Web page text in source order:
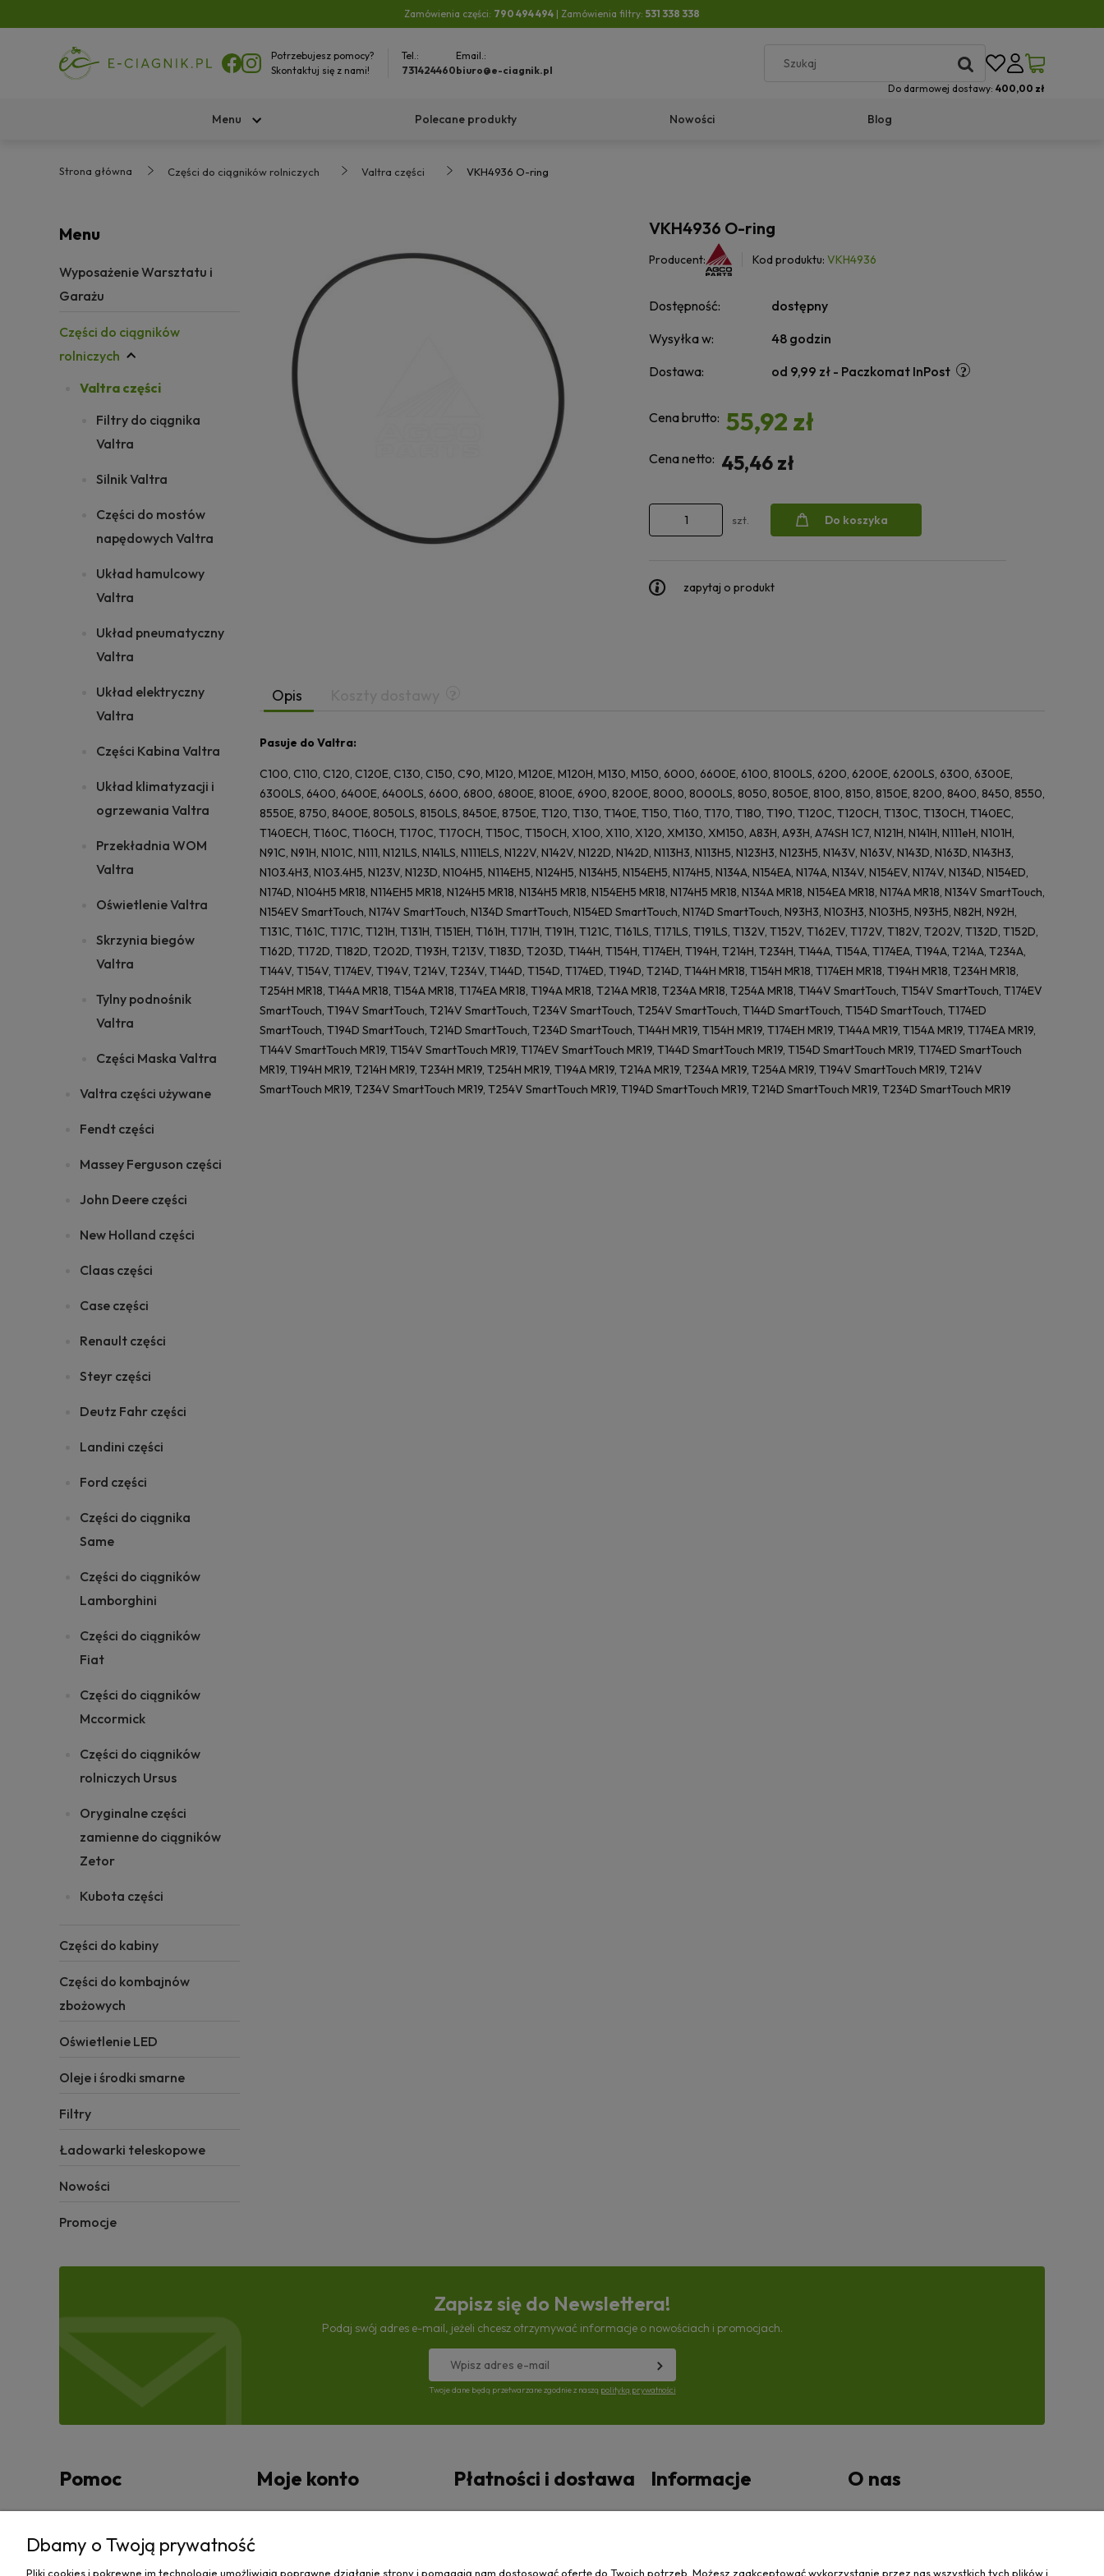
Zamówienia części: 790 494 494 | Zamówienia filtry: 531 338 338
Potrzebujesz pomocy?
Skontaktuj się z nami!
Tel.:
731424460
Email.:
biuro@e-ciagnik.pl
Do darmowej dostawy: 400,00 zł
Menu Polecane produkty Nowości Blog
Strona główna Części do ciągników rolniczych Valtra części VKH4936 O-ring
Menu
Wyposażenie Warsztatu i
Garażu
Części do ciągników
rolniczych
Valtra części
Filtry do ciągnika
Valtra
Silnik Valtra
Części do mostów
napędowych Valtra
Układ hamulcowy
Valtra
Układ pneumatyczny
Valtra
Układ elektryczny
Valtra
Części Kabina Valtra
Układ klimatyzacji i
ogrzewania Valtra
Przekładnia WOM
Valtra
Oświetlenie Valtra
Skrzynia biegów
Valtra
Tylny podnośnik
Valtra
Części Maska Valtra
Valtra części używane
Fendt części
Massey Ferguson części
John Deere części
New Holland części
Claas części
Case części
Renault części
Steyr części
Deutz Fahr części
Landini części
Ford części
Części do ciągnika
Same
Części do ciągników
Lamborghini
Części do ciągników
Fiat
Części do ciągników
Mccormick
Części do ciągników
rolniczych Ursus
Oryginalne części
zamienne do ciągników
Zetor
Kubota części
Części do kabiny
Części do kombajnów
zbożowych
Oświetlenie LED
Oleje i środki smarne
Filtry
Ładowarki teleskopowe
Nowości
Promocje
VKH4936 O-ring
Producent: Kod produktu: VKH4936
Dostępność:
dostępny
Wysyłka w:
48 godzin
Dostawa:
od 9,99 zł - Paczkomat InPost
Cena brutto: 55,92 zł
Cena netto: 45,46 zł
szt. Do koszyka
zapytaj o produkt
Opis
Pasuje do Valtra:
C100, C110, C120, C120E, C130, C150, C90, M120, M120E, M120H, M130, M150, 6000, 6600E, 6100, 8100LS, 6200, 6200E, 6200LS, 6300, 6300E,
6300LS, 6400, 6400E, 6400LS, 6600, 6800, 6800E, 8100E, 6900, 8200E, 8000, 8000LS, 8050, 8050E, 8100, 8150, 8150E, 8200, 8400, 8450, 8550,
8550E, 8750, 8400E, 8050LS, 8150LS, 8450E, 8750E, T120, T130, T140E, T150, T160, T170, T180, T190, T120C, T120CH, T130C, T130CH, T140EC,
T140ECH, T160C, T160CH, T170C, T170CH, T150C, T150CH, X100, X110, X120, XM130, XM150, A83H, A93H, A74SH 1C7, N121H, N141H, N111eH, N101H,
N91C, N91H, N101C, N111, N121LS, N141LS, N111ELS, N122V, N142V, N122D, N142D, N113H3, N113H5, N123H3, N123H5, N143V, N163V, N143D, N163D, N143H3,
N103.4H3, N103.4H5, N123V, N123D, N104H5, N114EH5, N124H5, N134H5, N154EH5, N174H5, N134A, N154EA, N174A, N134V, N154EV, N174V, N134D, N154ED,
N174D, N104H5 MR18, N114EH5 MR18, N124H5 MR18, N134H5 MR18, N154EH5 MR18, N174H5 MR18, N134A MR18, N154EA MR18, N174A MR18, N134V SmartTouch,
N154EV SmartTouch, N174V SmartTouch, N134D SmartTouch, N154ED SmartTouch, N174D SmartTouch, N93H3, N103H3, N103H5, N93H5, N82H, N92H,
T131C, T161C, T171C, T121H, T131H, T151EH, T161H, T171H, T191H, T121C, T161LS, T171LS, T191LS, T132V, T152V, T162EV, T172V, T182V, T202V, T132D, T152D,
T162D, T172D, T182D, T202D, T193H, T213V, T183D, T203D, T144H, T154H, T174EH, T194H, T214H, T234H, T144A, T154A, T174EA, T194A, T214A, T234A,
T144V, T154V, T174EV, T194V, T214V, T234V, T144D, T154D, T174ED, T194D, T214D, T144H MR18, T154H MR18, T174EH MR18, T194H MR18, T234H MR18,
T254H MR18, T144A MR18, T154A MR18, T174EA MR18, T194A MR18, T214A MR18, T234A MR18, T254A MR18, T144V SmartTouch, T154V SmartTouch, T174EV
SmartTouch, T194V SmartTouch, T214V SmartTouch, T234V SmartTouch, T254V SmartTouch, T144D SmartTouch, T154D SmartTouch, T174ED
SmartTouch, T194D SmartTouch, T214D SmartTouch, T234D SmartTouch, T144H MR19, T154H MR19, T174EH MR19, T144A MR19, T154A MR19, T174EA MR19,
T144V SmartTouch MR19, T154V SmartTouch MR19, T174EV SmartTouch MR19, T144D SmartTouch MR19, T154D SmartTouch MR19, T174ED SmartTouch
MR19, T194H MR19, T214H MR19, T234H MR19, T254H MR19, T194A MR19, T214A MR19, T234A MR19, T254A MR19, T194V SmartTouch MR19, T214V
SmartTouch MR19, T234V SmartTouch MR19, T254V SmartTouch MR19, T194D SmartTouch MR19, T214D SmartTouch MR19, T234D SmartTouch MR19
Zapisz się do Newslettera!
Podaj swój adres e-mail, jeżeli chcesz otrzymywać informacje o nowościach i promocjach.
Twoje dane będą przetwarzane zgodnie z naszą polityką prywatności
Pomoc
Regulamin
Moje konto Płatności i dostawa Informacje O nas
Dbamy o Twoją prywatność
Pliki cookies i pokrewne im technologie umożliwiają poprawne działanie strony i pomagają nam dostosować ofertę do Twoich potrzeb. Możesz zaakceptować wykorzystanie przez nas wszystkich tych plików i